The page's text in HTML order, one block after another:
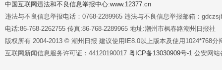
中国互联网违法和不良信息举报中心:www.12377.cn
违法与不良信息举报电话：0768-2289965 违法与不良信息举报邮箱：
电话:86-768-2262755 传真:86-768-2289965 地址:潮州市枫春路潮州日报社
版权所有 2004-2013 © 潮州日报 建议使用IE8.0以上版本及使用1024*768分
互联网新闻信息服务许可证：44120190017 粤ICP备13030909号-1 公安网站